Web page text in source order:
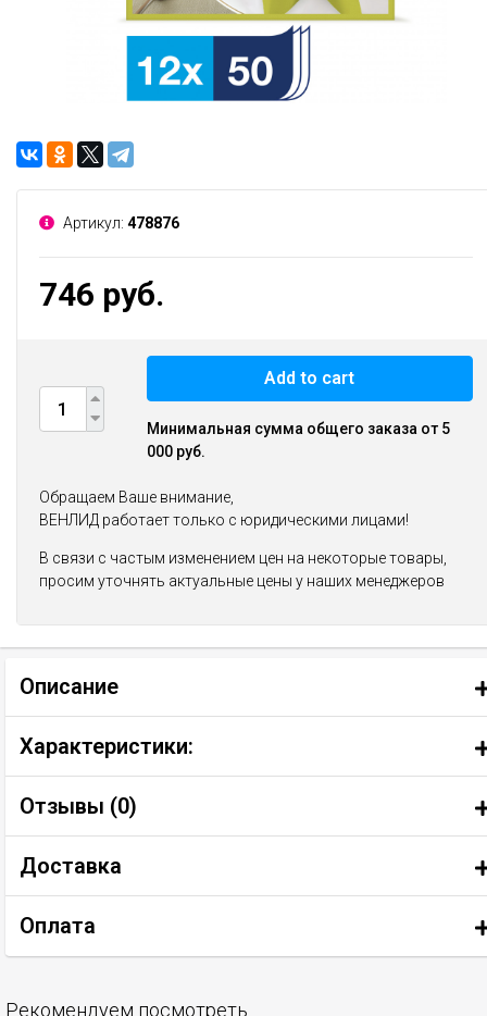
Артикул: 478876
746 руб.
Add to cart
Минимальная сумма общего заказа от 5
000 руб.
Обращаем Ваше внимание,
ВЕНЛИД работает только с юридическими лицами!
В связи с частым изменением цен на некоторые товары,
просим уточнять актуальные цены у наших менеджеров
Описание
Характеристики:
Отзывы (0)
Доставка
Оплата
Рекомендуем посмотреть